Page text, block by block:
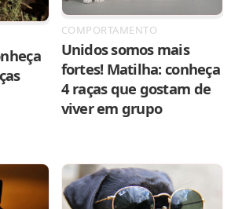
COMPORTAMENTO
Unidos somos mais
fortes! Matilha: conheça
4 raças que gostam de
viver em grupo